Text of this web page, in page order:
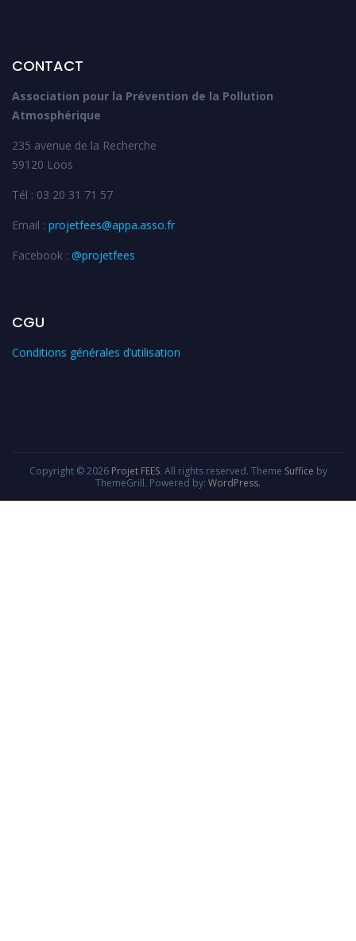
CONTACT
Association pour la Prévention de la Pollution
Atmosphérique
235 avenue de la Recherche
59120 Loos
Tél : 03 20 31 71 57
Email : projetfees@appa.asso.fr
Facebook : @projetfees
CGU
Conditions générales d’utilisation
Copyright © 2026 Projet FEES. All rights reserved. Theme Suffice by
ThemeGrill. Powered by: WordPress.